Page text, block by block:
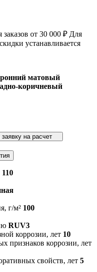
заказов от 30 000 ₽ Для
устанавливается
матовый
коричневый
на расчет
110
г/м² 100
RUV3
коррозии, лет 10
признаков коррозии, лет
свойств, лет 5